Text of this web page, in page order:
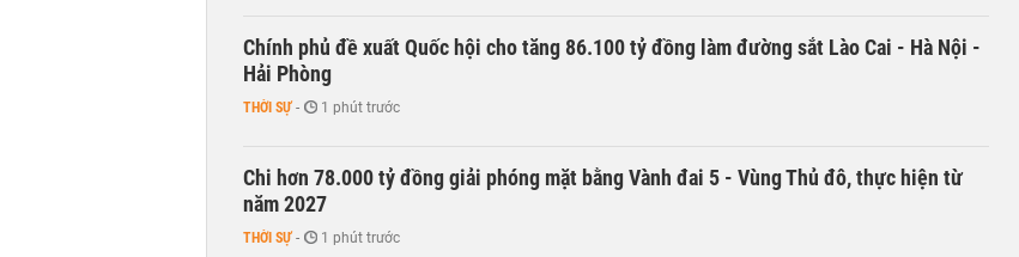
Chính phủ đề xuất Quốc hội cho tăng 86.100 tỷ đồng làm đường sắt Lào Cai - Hà Nội -
Hải Phòng
THỜI SỰ - 1 phút trước
Chi hơn 78.000 tỷ đồng giải phóng mặt bằng Vành đai 5 - Vùng Thủ đô, thực hiện từ
năm 2027
THỜI SỰ - 1 phút trước